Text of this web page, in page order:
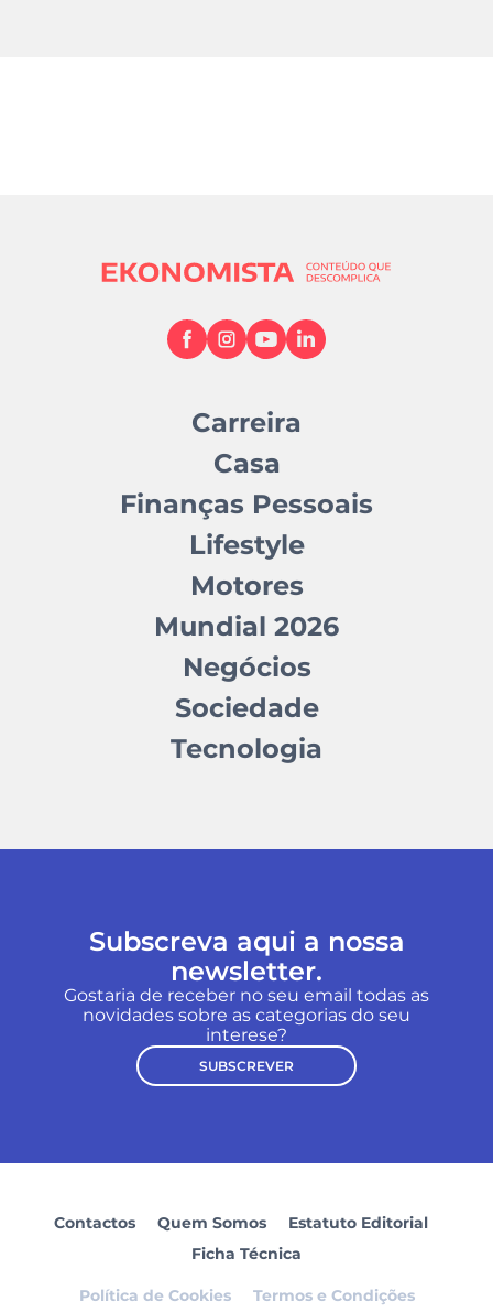
Carreira
Casa
Finanças Pessoais
Lifestyle
Motores
Mundial 2026
Negócios
Sociedade
Tecnologia
Subscreva aqui a nossa
newsletter.
Gostaria de receber no seu email todas as
novidades sobre as categorias do seu
interese?
SUBSCREVER
Contactos Quem Somos
Estatuto Editorial
Ficha Técnica
Política de Cookies Termos e Condições